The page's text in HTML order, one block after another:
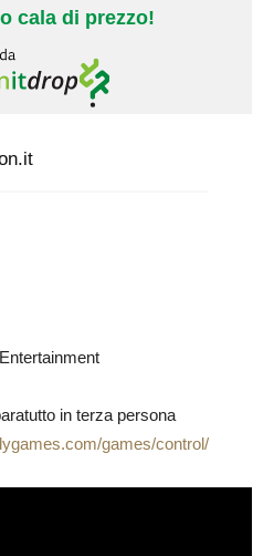
cala di prezzo!
in terza persona
games/control/